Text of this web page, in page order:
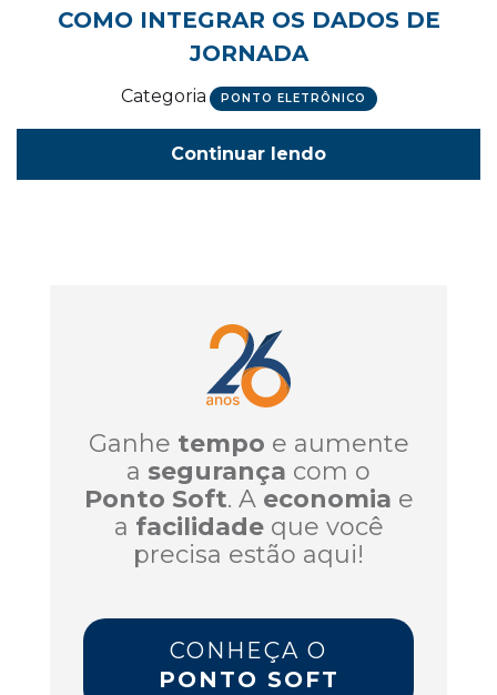
COMO INTEGRAR OS DADOS DE
JORNADA
Categoria PONTO ELETRÔNICO
Continuar lendo
Ganhe tempo e aumente
a segurança com o
Ponto Soft. A economia e
a facilidadeque você
precisa estão aqui!
CONHEÇA O
PONTO SOFT